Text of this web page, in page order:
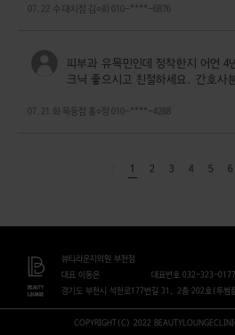
07.22 수 대치점 김○희 010-****-6876
피부과 유목민인데 정착한지 어언 4
크닉 좋으시고 친절하세요. 간호사
07.21 화 목동점 홍○정 010-****-4288
1 2 3 4 5 6
뷰티라운지의원 부천점
대표 이동은
대표번호 032-323-0177
경기도 부천시 석천로177번길 31, 2층 202호(투썸
COPYRIGHT(C) 2022